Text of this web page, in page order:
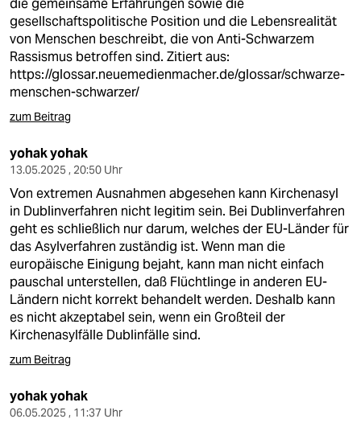
die gemeinsame Erfahrungen sowie die
gesellschaftspolitische Position und die Lebensrealität
von Menschen beschreibt, die von Anti-Schwarzem
Rassismus betroffen sind. Zitiert aus:
https://glossar.neuemedienmacher.de/glossar/schwarze-
menschen-schwarzer/
zum Beitrag
yohak yohak
13.05.2025 , 20:50 Uhr
Von extremen Ausnahmen abgesehen kann Kirchenasyl
in Dublinverfahren nicht legitim sein. Bei Dublinverfahren
geht es schließlich nur darum, welches der EU-Länder für
das Asylverfahren zuständig ist. Wenn man die
europäische Einigung bejaht, kann man nicht einfach
pauschal unterstellen, daß Flüchtlinge in anderen EU-
Ländern nicht korrekt behandelt werden. Deshalb kann
es nicht akzeptabel sein, wenn ein Großteil der
Kirchenasylfälle Dublinfälle sind.
zum Beitrag
yohak yohak
06.05.2025 , 11:37 Uhr